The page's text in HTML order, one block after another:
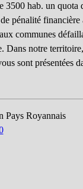
3500 hab. un quota
pénalité financière
communes
Dans notre
sont présentées
Pays Royannais